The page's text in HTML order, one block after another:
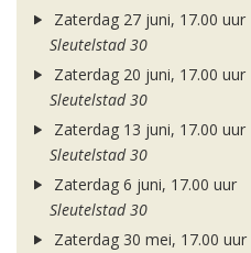
Zaterdag 27 juni, 17.00 uur
Sleutelstad 30
Zaterdag 20 juni, 17.00 uur
Sleutelstad 30
Zaterdag 13 juni, 17.00 uur
Sleutelstad 30
Zaterdag 6 juni, 17.00 uur
Sleutelstad 30
Zaterdag 30 mei, 17.00 uur